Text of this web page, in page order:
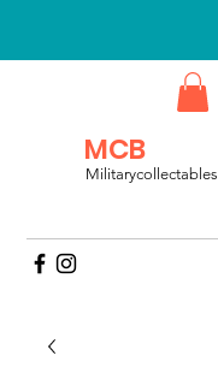
MCB
Militarycollectables